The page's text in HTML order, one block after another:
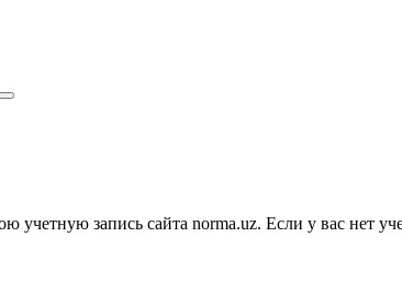
учетную запись сайта norma.uz. Если у вас нет